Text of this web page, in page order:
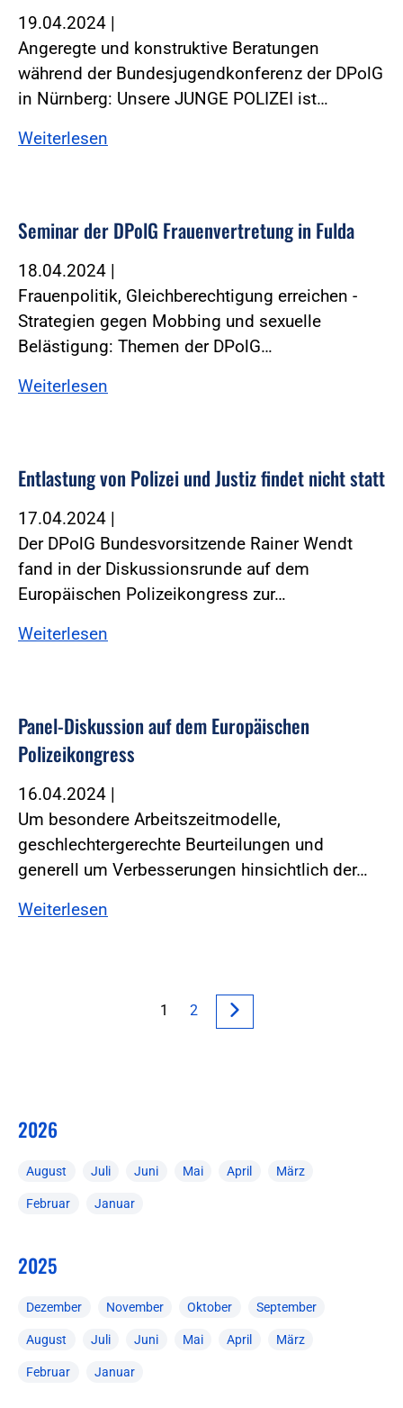
19.04.2024 |
Angeregte und konstruktive Beratungen
während der Bundesjugendkonferenz der DPolG
in Nürnberg: Unsere JUNGE POLIZEI ist…
Weiterlesen
Seminar der DPolG Frauenvertretung in Fulda
18.04.2024 |
Frauenpolitik, Gleichberechtigung erreichen -
Strategien gegen Mobbing und sexuelle
Belästigung: Themen der DPolG…
Weiterlesen
Entlastung von Polizei und Justiz findet nicht statt
17.04.2024 |
Der DPolG Bundesvorsitzende Rainer Wendt
fand in der Diskussionsrunde auf dem
Europäischen Polizeikongress zur…
Weiterlesen
Panel-Diskussion auf dem Europäischen
Polizeikongress
16.04.2024 |
Um besondere Arbeitszeitmodelle,
geschlechtergerechte Beurteilungen und
generell um Verbesserungen hinsichtlich der…
Weiterlesen
1 2
2026
August Juli Juni Mai April März
Februar Januar
2025
Dezember November Oktober September
August Juli Juni Mai April März
Februar Januar